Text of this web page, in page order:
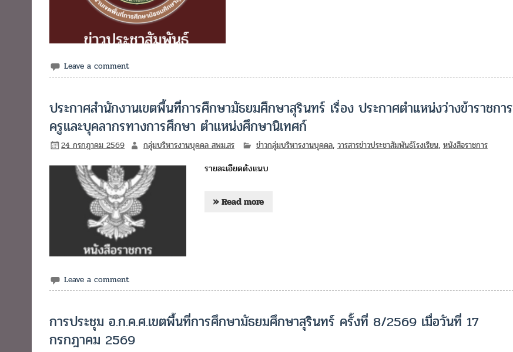
Leave a comment
ประกาศสำนักงานเขตพื้นที่การศึกษามัธยมศึกษาสุรินทร์ เรื่อง ประกาศตำแหน่งว่างข้าราชการ
ครูและบุคลากรทางการศึกษา ตำแหน่งศึกษานิเทศก์
24 กรกฎาคม 2569 กลุ่มบริหารงานบุคคล สพม.สร ข่าวกลุ่มบริหารงานบุคคล, วารสารข่าวประชาสัมพันธ์โรงเรียน, หนังสือราชการ
รายละเอียดดังแนบ
» Read more
Leave a comment
การประชุม อ.ก.ค.ศ.เขตพื้นที่การศึกษามัธยมศึกษาสุรินทร์ ครั้งที่ 8/2569 เมื่อวันที่ 17
กรกฎาคม 2569